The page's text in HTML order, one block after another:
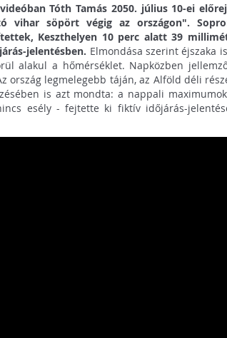
Tóth Tamás 2050. július 10-ei
söpört végig az országon".
Keszthelyen 10 perc alatt 39
jelentésben. Elmondása szerint éjszaka
alakul a hőmérséklet. Napközben
ország legmelegebb táján, az Alföld déli
is azt mondta: a nappali
esély - fejtette ki fiktív időjárás-